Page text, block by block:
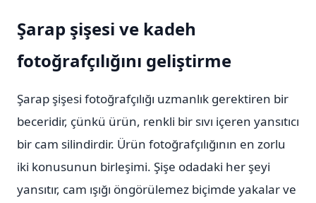
Şarap şişesi ve kadeh
fotoğrafçılığını geliştirme
Şarap şişesi fotoğrafçılığı uzmanlık gerektiren bir
beceridir, çünkü ürün, renkli bir sıvı içeren yansıtıcı
bir cam silindirdir. Ürün fotoğrafçılığının en zorlu
iki konusunun birleşimi. Şişe odadaki her şeyi
yansıtır, cam ışığı öngörülemez biçimde yakalar ve